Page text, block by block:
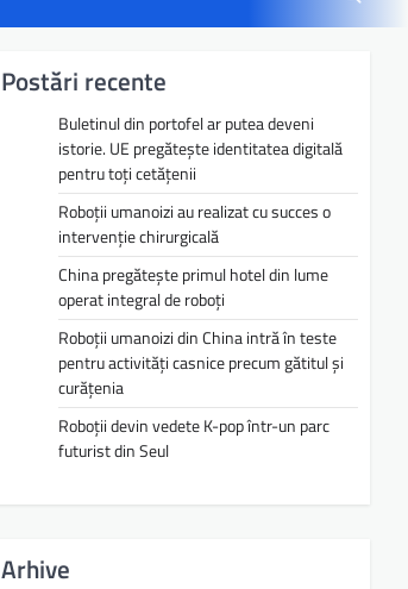
Postări recente
Buletinul din portofel ar putea deveni
istorie. UE pregătește identitatea digitală
pentru toți cetățenii
Roboții umanoizi au realizat cu succes o
intervenție chirurgicală
China pregătește primul hotel din lume
operat integral de roboți
Roboții umanoizi din China intră în teste
pentru activități casnice precum gătitul și
curățenia
Roboții devin vedete K-pop într-un parc
futurist din Seul
Arhive